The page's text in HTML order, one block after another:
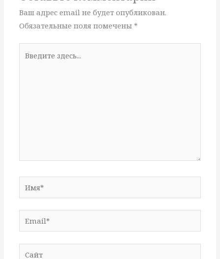
Ваш адрес email не будет опубликован.
Обязательные поля помечены *
здесь...
Email*